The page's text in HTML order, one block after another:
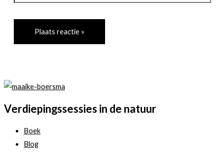
Verdiepingssessies in de natuur
Boek
Blog